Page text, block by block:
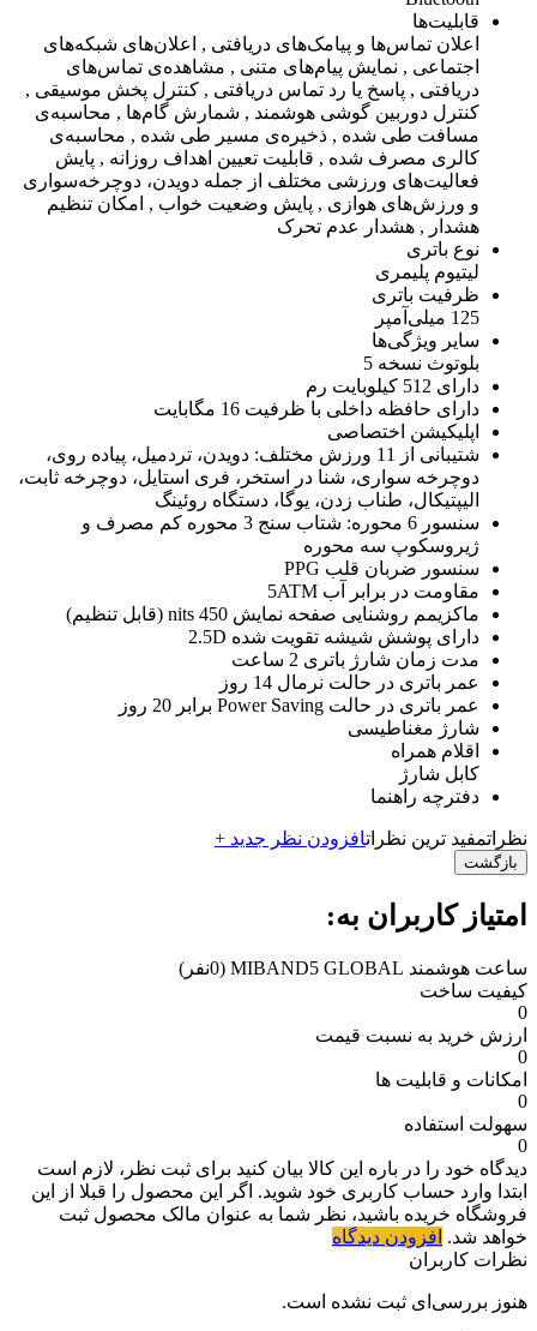
قابلیت‌ها
اعلان تماس‌ها و پیامک‌های دریافتی , اعلان‌های شبکه‌های
اجتماعی , نمایش پیام‌های متنی , مشاهده‌ی تماس‌های
دریافتی , پاسخ یا رد تماس دریافتی , کنترل پخش موسیقی ,
کنترل دوربین گوشی هوشمند , شمارش گام‌ها , محاسبه‌ی
مسافت طی شده , ذخیره‌ی مسیر طی شده , محاسبه‌ی
کالری مصرف شده , قابلیت تعیین اهداف روزانه , پایش
فعالیت‌های ورزشی مختلف از جمله دویدن، دوچرخه‌سواری
و ورزش‌های هوازی , پایش وضعیت خواب , امکان تنظیم
هشدار , هشدار عدم تحرک
نوع باتری
لیتیوم پلیمری
ظرفیت باتری
125 میلی‌آمپر
سایر ویژگی‌ها
بلوتوث نسخه 5
دارای 512 کیلوبایت رم
دارای حافظه داخلی با ظرفیت 16 مگابایت
اپلیکیشن اختصاصی
شتیبانی از 11 ورزش مختلف: دویدن، تردمیل، پیاده روی،
دوچرخه سواری، شنا در استخر، فری استایل، دوچرخه ثابت،
الیپتیکال، طناب زدن، یوگا، دستگاه روئینگ
سنسور 6 محوره: شتاب سنج 3 محوره کم مصرف و
ژیروسکوپ سه محوره
سنسور ضربان قلب PPG
مقاومت در برابر آب 5ATM
ماکزیمم روشنایی صفحه نمایش 450 nits (قابل تنظیم)
دارای پوشش شیشه تقویت شده 2.5D
مدت زمان شارژ باتری 2 ساعت
عمر باتری در حالت نرمال 14 روز
عمر باتری در حالت Power Saving برابر 20 روز
شارژ مغناطیسی
اقلام همراه
کابل شارژ
دفترچه راهنما
نظراتمفید ترین نظراتافزودن نظر جدید +
بازگشت
امتیاز کاربران به:
ساعت هوشمند MIBAND5 GLOBAL
(0نفر)
کیفیت ساخت
0
ارزش خرید به نسبت قیمت
0
امکانات و قابلیت ها
0
سهولت استفاده
0
دیدگاه خود را در باره این کالا بیان کنید برای ثبت نظر، لازم است
ابتدا وارد حساب کاربری خود شوید. اگر این محصول را قبلا از این
فروشگاه خریده باشید، نظر شما به عنوان مالک محصول ثبت
خواهد شد. افزودن دیدگاه
نظرات کاربران
هنوز بررسی‌ای ثبت نشده است.